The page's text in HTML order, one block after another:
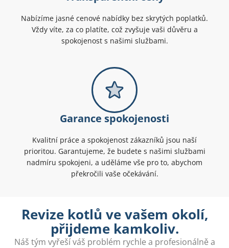
Nabízíme jasné cenové nabídky bez skrytých poplatků.
Vždy víte, za co platíte, což zvyšuje vaši důvěru a
spokojenost s našimi službami.
Garance spokojenosti
Kvalitní práce a spokojenost zákazníků jsou naší
prioritou. Garantujeme, že budete s našimi službami
nadmíru spokojeni, a uděláme vše pro to, abychom
překročili vaše očekávání.
Revize kotlů ve vašem okolí,
přijdeme kamkoliv.
Náš tým vyřeší váš problém rychle a profesionálně a